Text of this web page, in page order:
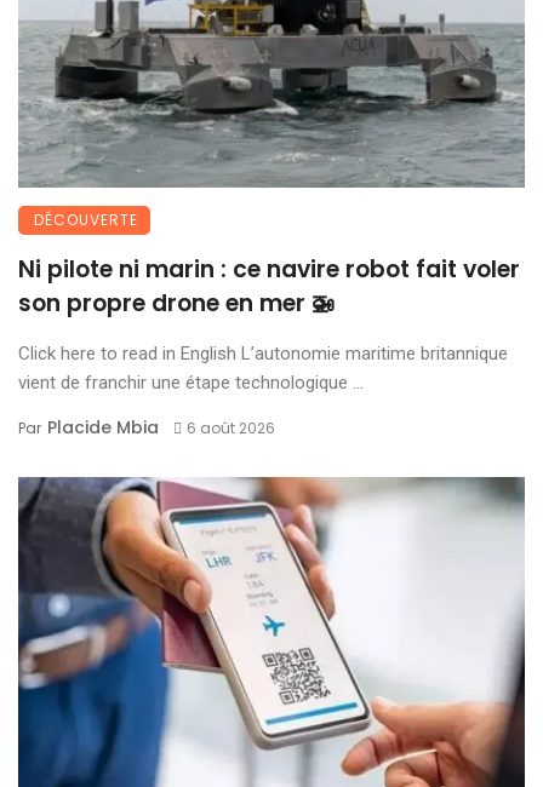
DÉCOUVERTE
Ni pilote ni marin : ce navire robot fait voler
son propre drone en mer 🚁
Click here to read in English L’autonomie maritime britannique
vient de franchir une étape technologique ...
Par Placide Mbia 6 août 2026